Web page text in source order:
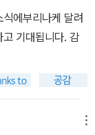
한계라거나 하는
소위 말하는 ‘꼰
최강야구〉에서
결은, 그가 80대
이 옳음을 증명해
에부리나케 달려
기대됩니다. 감